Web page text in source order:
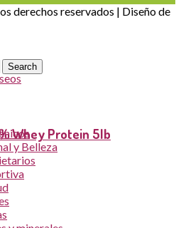
Whey Protein 5lb
derechos reservados | Diseño de
Search
y Belleza